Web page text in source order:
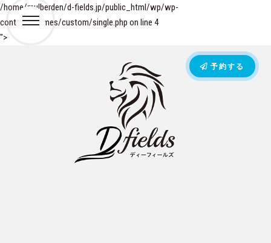
/home/mulberden/d-fields.jp/public_html/wp/wp-
content/themes/custom/single.php on line 4
">
予約する